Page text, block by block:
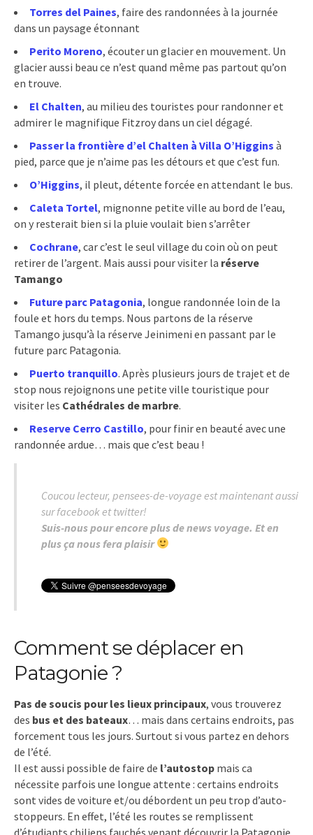
Torres del Paines, faire des randonnées à la journée
dans un paysage étonnant
Perito Moreno, écouter un glacier en mouvement. Un
glacier aussi beau ce n’est quand même pas partout qu’on
en trouve.
El Chalten, au milieu des touristes pour randonner et
admirer le magnifique Fitzroy dans un ciel dégagé.
Passer la frontière d’el Chalten à Villa O’Higgins à
pied, parce que je n’aime pas les détours et que c’est fun.
O’Higgins, il pleut, détente forcée en attendant le bus.
Caleta Tortel, mignonne petite ville au bord de l’eau,
on y resterait bien si la pluie voulait bien s’arrêter
Cochrane, car c’est le seul village du coin où on peut
retirer de l’argent. Mais aussi pour visiter la réserve
Tamango
Future parc Patagonia, longue randonnée loin de la
foule et hors du temps. Nous partons de la réserve
Tamango jusqu’à la réserve Jeinimeni en passant par le
future parc Patagonia.
Puerto tranquillo. Après plusieurs jours de trajet et de
stop nous rejoignons une petite ville touristique pour
visiter les Cathédrales de marbre.
Reserve Cerro Castillo, pour finir en beauté avec une
randonnée ardue… mais que c’est beau !
Coucou lecteur, pensees-de-voyage est maintenant aussi
sur facebook et twitter!
Suis-nous pour encore plus de news voyage. Et en
plus ça nous fera plaisir
Comment se déplacer en
Patagonie ?
Pas de soucis pour les lieux principaux, vous trouverez
des bus et des bateaux… mais dans certains endroits, pas
forcement tous les jours. Surtout si vous partez en dehors
de l’été.
Il est aussi possible de faire de l’autostop mais ca
nécessite parfois une longue attente : certains endroits
sont vides de voiture et/ou débordent un peu trop d’auto-
stoppeurs. En effet, l’été les routes se remplissent
d’étudiants chiliens fauchés venant découvrir la Patagonie.